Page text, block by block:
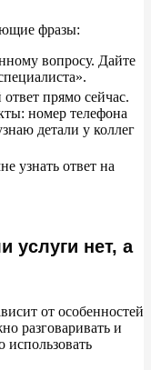
фразы:
вопросу. Дайте
прямо сейчас.
номер телефона
детали у коллег
узнать ответ на
услуги нет, а
от особенностей
разговаривать и